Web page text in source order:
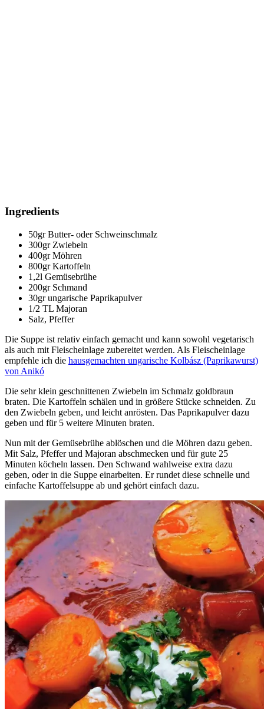
Ingredients
50gr Butter- oder Schweinschmalz
300gr Zwiebeln
400gr Möhren
800gr Kartoffeln
1,2l Gemüsebrühe
200gr Schmand
30gr ungarische Paprikapulver
1/2 TL Majoran
Salz, Pfeffer
Die Suppe ist relativ einfach gemacht und kann sowohl vegetarisch
als auch mit Fleischeinlage zubereitet werden. Als Fleischeinlage
empfehle ich die hausgemachten ungarische Kolbász (Paprikawurst)
von Anikó
Die sehr klein geschnittenen Zwiebeln im Schmalz goldbraun
braten. Die Kartoffeln schälen und in größere Stücke schneiden. Zu
den Zwiebeln geben, und leicht anrösten. Das Paprikapulver dazu
geben und für 5 weitere Minuten braten.
Nun mit der Gemüsebrühe ablöschen und die Möhren dazu geben.
Mit Salz, Pfeffer und Majoran abschmecken und für gute 25
Minuten köcheln lassen. Den Schwand wahlweise extra dazu
geben, oder in die Suppe einarbeiten. Er rundet diese schnelle und
einfache Kartoffelsuppe ab und gehört einfach dazu.